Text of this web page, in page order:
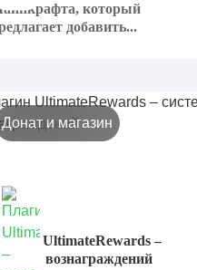
который
добавить...
Донат и магазин
UltimateRewards –
вознаграждений